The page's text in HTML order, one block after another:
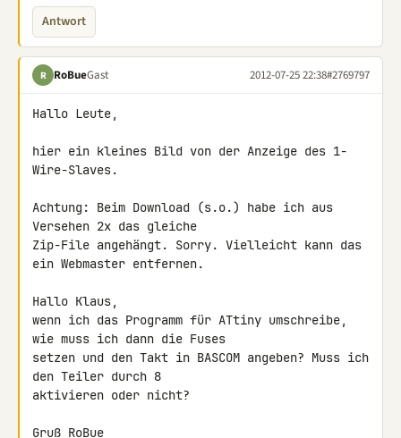
Antwort
R RoBueGast 2012-07-25 22:38#2769797
Hallo Leute,
hier ein kleines Bild von der Anzeige des 1-
Wire-Slaves.
Achtung: Beim Download (s.o.) habe ich aus
Versehen 2x das gleiche
Zip-File angehängt. Sorry. Vielleicht kann das
ein Webmaster entfernen.
Hallo Klaus,
wenn ich das Programm für ATtiny umschreibe,
wie muss ich dann die Fuses
setzen und den Takt in BASCOM angeben? Muss ich
den Teiler durch 8
aktivieren oder nicht?
Gruß RoBue